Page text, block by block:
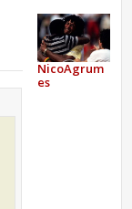
NicoAgrum
es